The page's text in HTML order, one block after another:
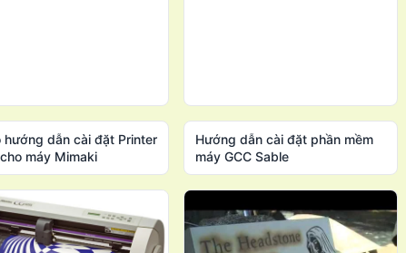
hướng dẫn cài đặt Printer
máy Mimaki
Hướng dẫn cài đặt phần mềm
máy GCC Sable